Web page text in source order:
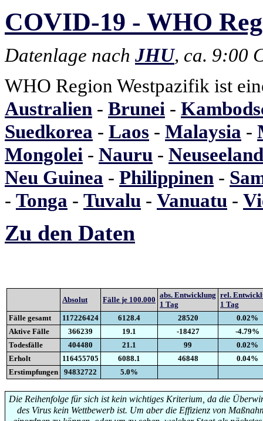
COVID-19 - WHO
Datenlage nach JHU, ca. 9:00
WHO Region Westpazifik ist
Australien - Brunei -
Suedkorea - Laos - Malaysia -
Mongolei - Nauru - Neuseeland
Neu Guinea - Philippinen -
- Tonga - Tuvalu - Vanuatu -
Zu den Daten
Absolut Fälle je 100.000
abs. Entwicklung
1 Tag
rel.
1 Tag
Fälle gesamt
117226424 6128.4 28520
0.02%
Aktive Fälle
366239 19.1 -18427
-4.79%
Todesfälle
404480 21.1 99
0.02%
Erholt
116455705 6088.1 46848
0.04%
Erstimpfungen
94832722 5.0%
Die Reihenfolge für sich ist kein wichtiges Kriterium, da die
des Virus kein Wettbewerb ist. Um aber die Effizienz von